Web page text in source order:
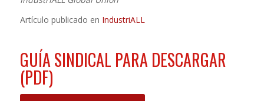
Artículo publicado en IndustriALL
GUÍA SINDICAL PARA DESCARGAR
(PDF)